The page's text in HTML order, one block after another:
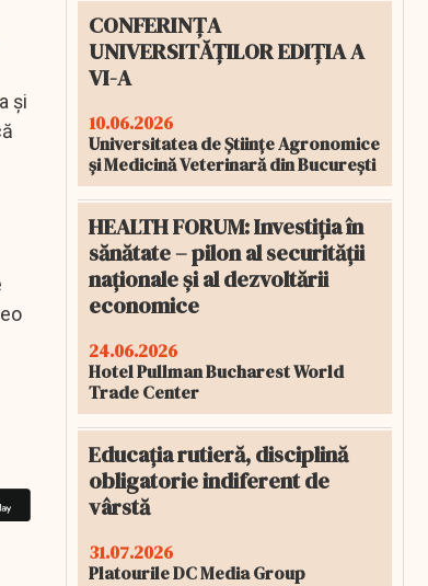
și
CONFERINȚA
UNIVERSITĂȚILOR EDIȚIA A
VI-A
10.06.2026
Universitatea de Științe Agronomice
și Medicină Veterinară din București
HEALTH FORUM: Investiția în
sănătate – pilon al securității
naționale și al dezvoltării
economice
24.06.2026
Hotel Pullman Bucharest World
Trade Center
Educația rutieră, disciplină
obligatorie indiferent de
vârstă
31.07.2026
Platourile DC Media Group